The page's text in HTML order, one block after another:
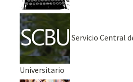
Servicio Central
Universitario